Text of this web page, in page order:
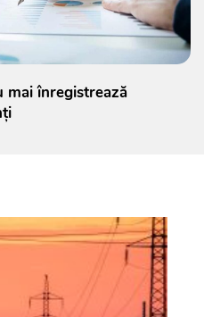
mai înregistrează